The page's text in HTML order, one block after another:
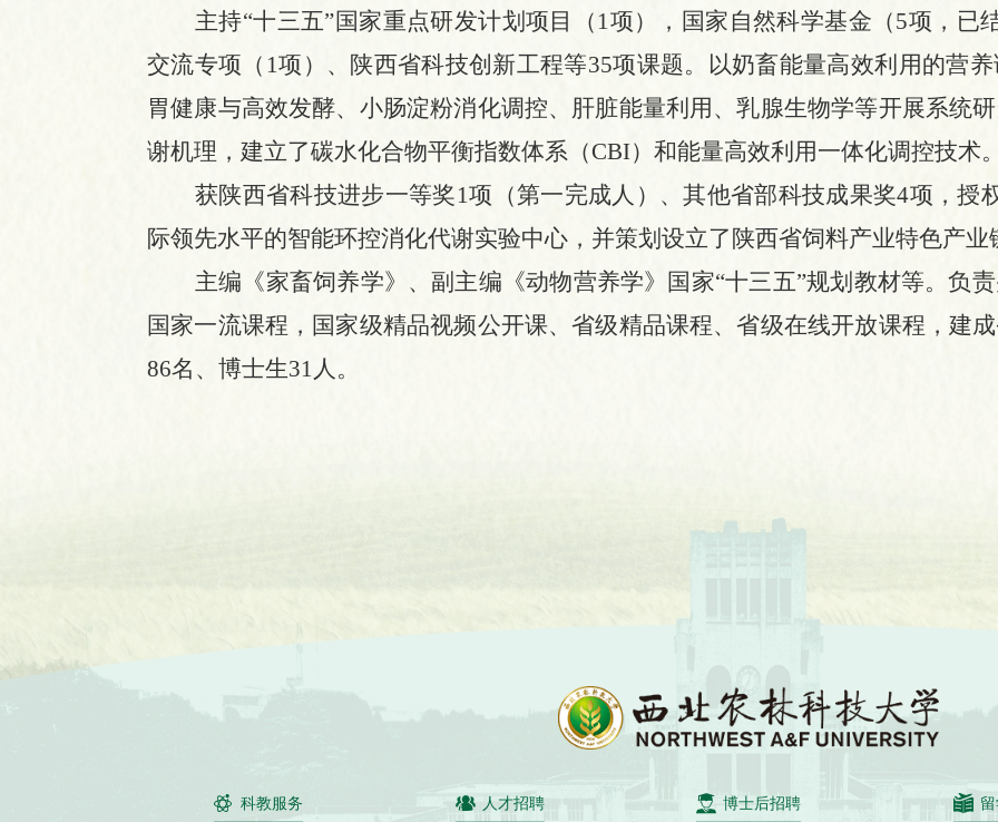
主持“十三五”国家重点研发计划项目（1项），国家自然科学基金（5项，已
交流专项（1项）、陕西省科技创新工程等35项课题。以奶畜能量高效利用的营
胃健康与高效发酵、小肠淀粉消化调控、肝脏能量利用、乳腺生物学等开展系统
谢机理，建立了碳水化合物平衡指数体系（CBI）和能量高效利用一体化调控技术
获陕西省科技进步一等奖1项（第一完成人）、其他省部科技成果奖4项，授
际领先水平的智能环控消化代谢实验中心，并策划设立了陕西省饲料产业特色产业
主编《家畜饲养学》、副主编《动物营养学》国家“十三五”规划教材等。负
国家一流课程，国家级精品视频公开课、省级精品课程、省级在线开放课程，建
86名、博士生31人。
科教服务 人才招聘 博士后招聘